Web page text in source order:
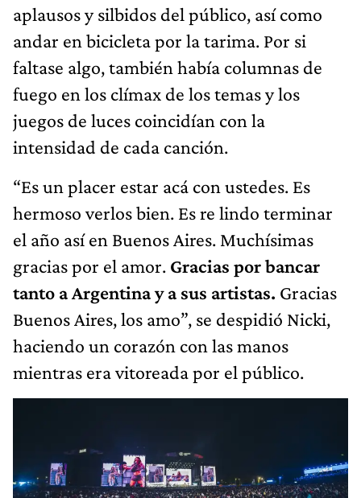
aplausos y silbidos del público, así como
andar en bicicleta por la tarima. Por si
faltase algo, también había columnas de
fuego en los clímax de los temas y los
juegos de luces coincidían con la
intensidad de cada canción.
“Es un placer estar acá con ustedes. Es
hermoso verlos bien. Es re lindo terminar
el año así en Buenos Aires. Muchísimas
gracias por el amor. Gracias por bancar
tanto a Argentina y a sus artistas. Gracias
Buenos Aires, los amo”, se despidió Nicki,
haciendo un corazón con las manos
mientras era vitoreada por el público.